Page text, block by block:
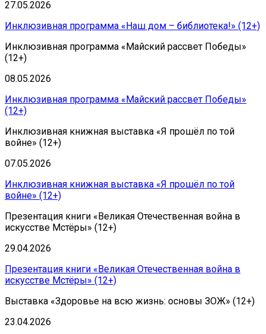
27.05.2026
Инклюзивная программа «Наш дом – библиотека!» (12+)
Инклюзивная программа «Майский рассвет Победы»
(12+)
08.05.2026
Инклюзивная программа «Майский рассвет Победы»
(12+)
Инклюзивная книжная выставка «Я прошёл по той
войне» (12+)
07.05.2026
Инклюзивная книжная выставка «Я прошёл по той
войне» (12+)
Презентация книги «Великая Отечественная война в
искусстве Мстёры» (12+)
29.04.2026
Презентация книги «Великая Отечественная война в
искусстве Мстёры» (12+)
Выставка «Здоровье на всю жизнь: основы ЗОЖ» (12+)
23.04.2026